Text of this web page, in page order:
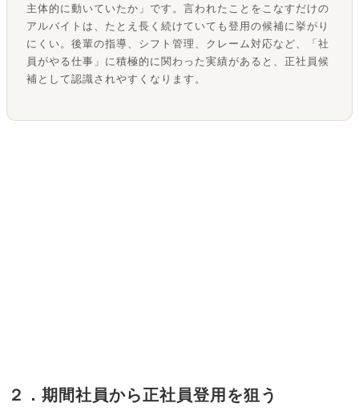
主体的に動いていたか」です。言われたことをこなすだけの
アルバイトは、たとえ長く続けていても登用の候補に挙がり
にくい。後輩の指導、シフト管理、クレーム対応など、「社
員がやる仕事」に積極的に関わった実績があると、正社員候
補として認識されやすくなります。
２．期間社員から正社員登用を狙う